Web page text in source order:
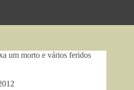
um morto e vários feridos